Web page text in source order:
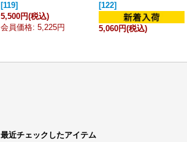
[119]
5,500円(税込)
会員価格: 5,225円
[122]
5,060円(税込)
最近チェックしたアイテム